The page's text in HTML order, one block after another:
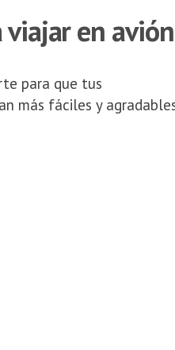
viajar en avión
para que tus
más fáciles y